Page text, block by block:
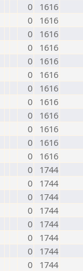
0
1616
0
1616
0
1616
0
1616
0
1616
0
1616
0
1616
0
1616
0
1616
0
1616
0
1616
0
1616
0
1744
0
1744
0
1744
0
1744
0
1744
0
1744
0
1744
0
1744